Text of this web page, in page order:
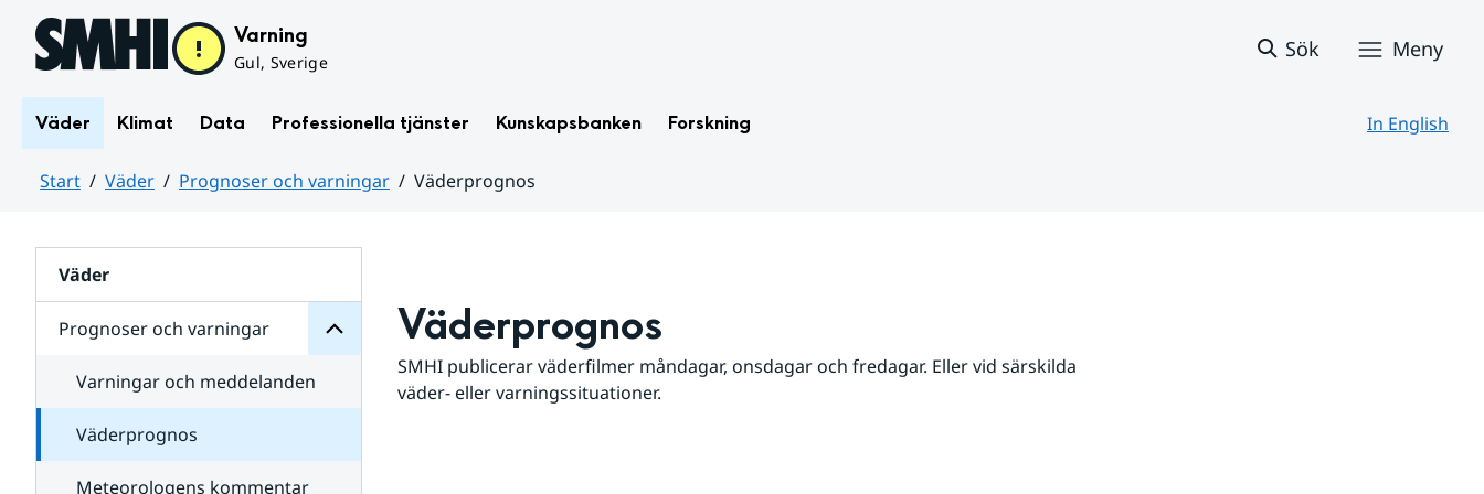
Hoppa till sidans innehåll Varning
Gul, Sverige
Sök Meny
Väder Klimat Data Professionella tjänster Kunskapsbanken Forskning In English
Start Väder Prognoser och varningar
Väderprognos
Väder
Prognoser och varningar
för
varningar
Varningar och meddelanden
Väderprognos
Meteorologens kommentar
Väderprognos
SMHI publicerar väderfilmer måndagar, onsdagar och fredagar. Eller vid särskilda
väder- eller varningssituationer.